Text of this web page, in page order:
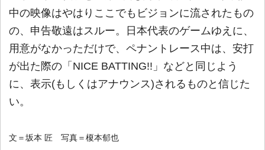
中の映像はやはりここでもビジョンに流されたもの
の、申告敬遠はスルー。日本代表のゲームゆえに、
用意がなかっただけで、ペナントレース中は、安打
が出た際の「NICE BATTING!!」などと同じよう
に、表示(もしくはアナウンス)されるものと信じた
い。
文＝坂本 匠 写真＝榎本郁也